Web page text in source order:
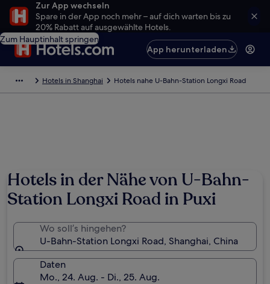
Zur App wechseln
Spare in der App noch mehr – auf dich warten bis zu
20% Rabatt auf ausgewählte Hotels.
Zum Hauptinhalt springen
App herunterladen
Hotels in Shanghai Hotels nahe U-Bahn-Station Longxi Road
Hotels in der Nähe von U-Bahn-
Station Longxi Road in Puxi
Wo soll’s hingehen?
U-Bahn-Station Longxi Road, Shanghai, China
Daten
Mo., 24. Aug. - Di., 25. Aug.